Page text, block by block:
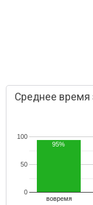
Среднее время
вовремя
0
50
100
95%